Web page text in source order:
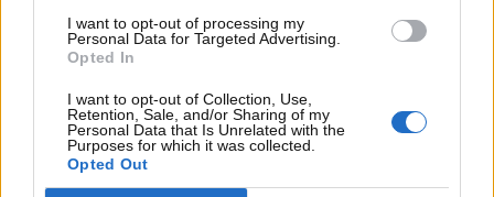
I want to opt-out of processing my
Personal Data for Targeted Advertising.
Opted In
I want to opt-out of Collection, Use,
Retention, Sale, and/or Sharing of my
Personal Data that Is Unrelated with the
Purposes for which it was collected.
Opted Out